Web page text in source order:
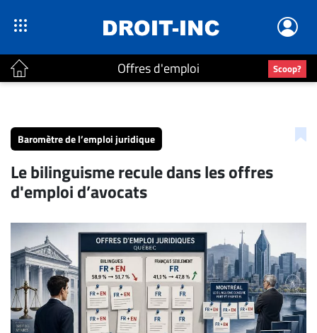
Offres d'emploi Scoop?
Accueil
Continu
Nominations
Bureaux
Conseillers
Juridiques
Campus
Carrière
Archives
Baromètre de l’emploi juridique
Le bilinguisme recule dans les offres
d'emploi d’avocats